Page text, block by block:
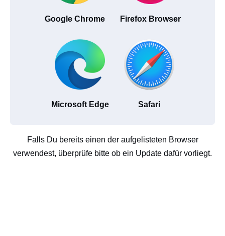
Google Chrome Firefox Browser
Microsoft Edge Safari
Falls Du bereits einen der aufgelisteten Browser
verwendest, überprüfe bitte ob ein Update dafür vorliegt.